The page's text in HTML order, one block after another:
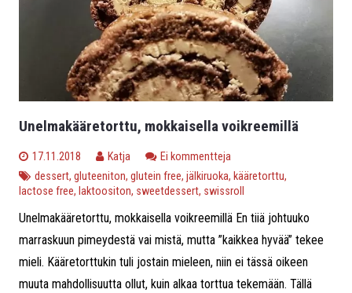
Unelmakääretorttu, mokkaisella voikreemillä
17.11.2018 Katja
Ei kommentteja
dessert, gluteeniton, glutein free, jälkiruoka, kääretorttu,
lactose free, laktoositon, sweetdessert, swissroll
Unelmakääretorttu, mokkaisella voikreemillä En tiiä johtuuko
marraskuun pimeydestä vai mistä, mutta ”kaikkea hyvää” tekee
mieli. Kääretorttukin tuli jostain mieleen, niin ei tässä oikeen
muuta mahdollisuutta ollut, kuin alkaa torttua tekemään. Tällä